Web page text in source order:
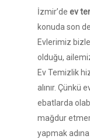
İzmir’de ev
konuda son
Evlerimiz
olduğu,
Ev Temizlik
alınır. Çünkü
ebatlarda
mağdur
yapmak